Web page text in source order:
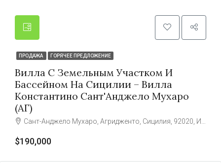
ПРОДАЖА ГОРЯЧЕЕ ПРЕДЛОЖЕНИЕ
Вилла С Земельным Участком И
Бассейном На Сицилии – Вилла
Константино Сант'Анджело Мухаро
(АГ)
Сант-Анджело Мухаро, Агридженто, Сицилия, 92020, Италия
$190,000